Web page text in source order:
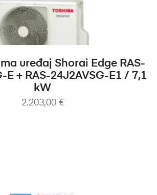
DODAJ U KOŠARICU
uređaj Shorai Edge RAS-
E + RAS-24J2AVSG-E1 / 7,1
kW
2.203,00 €